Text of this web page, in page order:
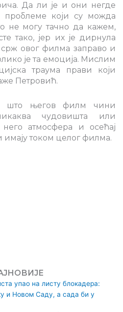
Да ли је и они негде
проблеме који су можда
не могу тачно да кажем,
тако, јер их је дирнула
овог филма заправо и
је та емоција. Мислим
траума прави који
Петровић.
што његов филм чини
чудовишта или
него атмосфера и осећај
имају током целог филма.